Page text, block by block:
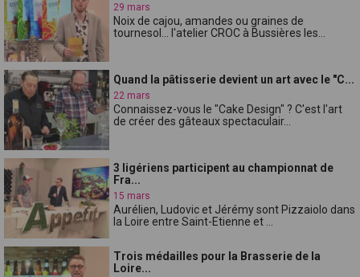
29 mars
Noix de cajou, amandes ou graines de
tournesol... l'atelier CROC à Bussières les...
Quand la pâtisserie devient un art avec le "C...
22 mars
Connaissez-vous le "Cake Design" ? C'est l'art
de créer des gâteaux spectaculair...
3 ligériens participent au championnat de
Fra...
15 mars
Aurélien, Ludovic et Jérémy sont Pizzaiolo dans
la Loire entre Saint-Etienne et ...
Trois médailles pour la Brasserie de la
Loire...